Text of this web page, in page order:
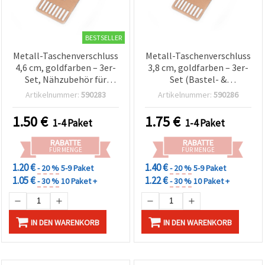
BESTSELLER
Metall-Taschenverschluss
4,6 cm, goldfarben – 3er-
Set, Nähzubehör für
Taschen & Basteln
Artikelnummer: 590283
1.50€ 1-4 Paket
RABATTE
FÜR MENGE
1.20 €- 20 %5-9 Paket
1.05 €- 30 %10 Paket +
IN DEN WARENKORB
Metall-Taschenverschluss
3,8 cm, goldfarben – 3er-
Set (Bastel- &
Nähzubehör)
Artikelnummer: 590286
1.75€ 1-4 Paket
RABATTE
FÜR MENGE
1.40 €- 20 %5-9 Paket
1.22 €- 30 %10 Paket +
IN DEN WARENKORB